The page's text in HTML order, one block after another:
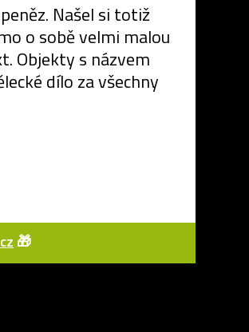
Našel si totiž
o sobě velmi malou
Objekty s názvem
dílo za všechny
🎁